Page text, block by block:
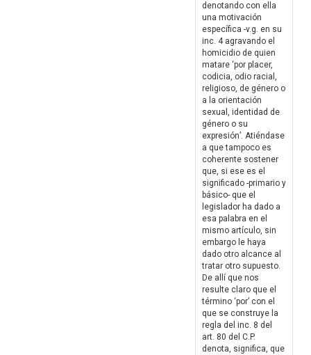
denotando con ella
una motivación
específica -v.g. en su
inc. 4 agravando el
homicidio de quien
matare ‘por placer,
codicia, odio racial,
religioso, de género o
a la orientación
sexual, identidad de
género o su
expresión’. Atiéndase
a que tampoco es
coherente sostener
que, si ese es el
significado -primario y
básico- que el
legislador ha dado a
esa palabra en el
mismo artículo, sin
embargo le haya
dado otro alcance al
tratar otro supuesto.
De allí que nos
resulte claro que el
término ‘por’ con el
que se construye la
regla del inc. 8 del
art. 80 del C.P.
denota, significa, que